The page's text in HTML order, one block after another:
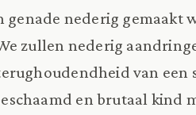
genade nederig gemaakt
zullen nederig
van een
en brutaal kind